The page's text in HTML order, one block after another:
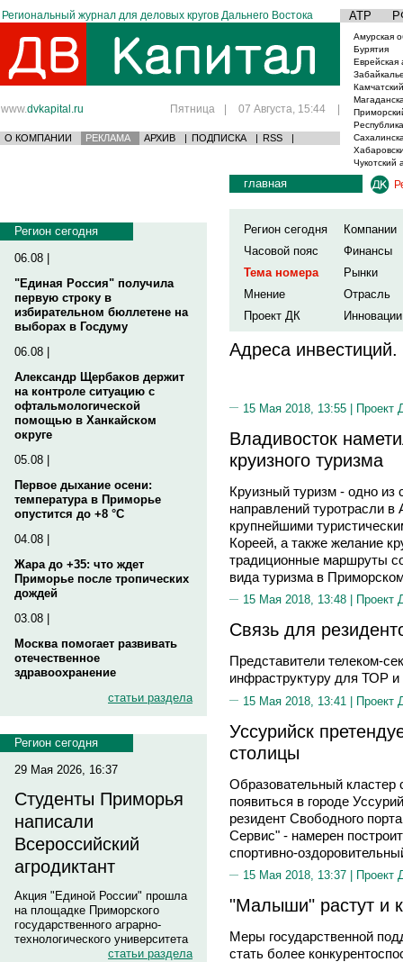
Региональный журнал для деловых кругов Дальнего Востока АТР
www.dvkapital.ru Пятница | 07 Августа, 15:44 |
О КОМПАНИИ РЕКЛАМА АРХИВ | ПОДПИСКА | RSS |
Амурская
Бурятия
Еврейская
Чукотский
Регион сегодня
06.08 |
"Единая Россия" получила
первую строку в
избирательном бюллетене на
выборах в Госдуму
06.08 |
Александр Щербаков держит
на контроле ситуацию с
офтальмологической
помощью в Ханкайском
округе
05.08 |
Первое дыхание осени:
температура в Приморье
опустится до +8 °C
04.08 |
Жара до +35: что ждет
Приморье после тропических
дождей
03.08 |
Москва помогает развивать
отечественное
здравоохранение
статьи раздела
Регион сегодня
29 Мая 2026, 16:37
Студенты Приморья
написали
Всероссийский
агродиктант
Акция "Единой России" прошла
на площадке Приморского
государственного аграрно-
технологического университета
статьи раздела
главная
Регион сегодня
Компании
Часовой пояс
Финансы
Тема номера
Рынки
Мнение
Отрасль
Проект ДК
Инновации
Адреса
15 Мая 2018, 13:55 | Проект
Владивосток
круизного туризма
Круизный туризм - одно
направлений туротрасли
крупнейшими
Кореей, а также желание
традиционные маршруты
вида туризма в
15 Мая 2018, 13:48 | Проект
Связь для
Представители телеком-
инфраструктуру для ТОР и
15 Мая 2018, 13:41 | Проект
Уссурийск
столицы
Образовательный
появиться в городе
резидент Свободного
Сервис" - намерен
спортивно-
15 Мая 2018, 13:37 | Проект
"Малыши" растут и
Меры государственной
стать более